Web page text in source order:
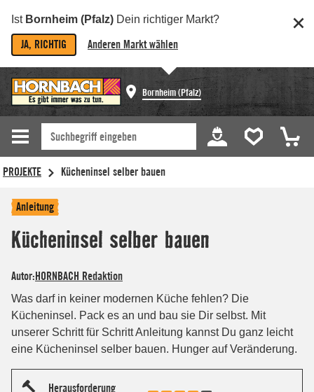
Ist Bornheim (Pfalz) Dein richtiger Markt?
JA, RICHTIG Anderen Markt wählen
Bornheim (Pfalz)